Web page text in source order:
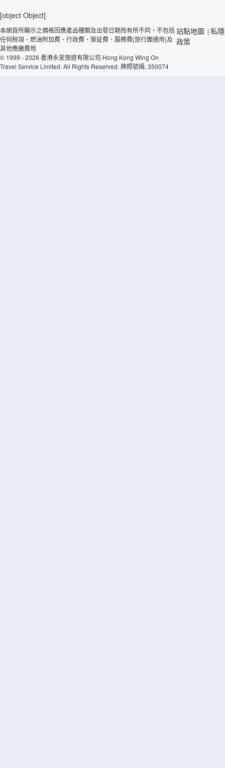
[object Object]
本網頁所顯示之價格因應產品種類及出發日期而有所不同，不包括
任何稅項、燃油附加費、行政費、簽証費、服務費(旅行團適用)及
其他應繳費用
© 1999 - 2026 香港永安旅遊有限公司 Hong Kong Wing On
Travel Service Limited. All Rights Reserved. 牌照號碼: 350074
站點地圖 | 私隱
政策